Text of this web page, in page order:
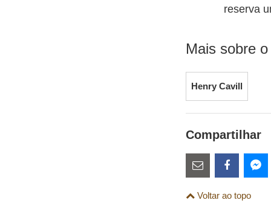
reserva
Mais sobre
Henry Cavill
Compartilhar
Estes
links
são
esta
Voltar ao topo